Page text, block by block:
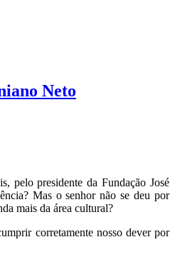
Neto
pelo presidente da Fundação José
Mas o senhor não se deu por
mais da área cultural?
corretamente nosso dever por